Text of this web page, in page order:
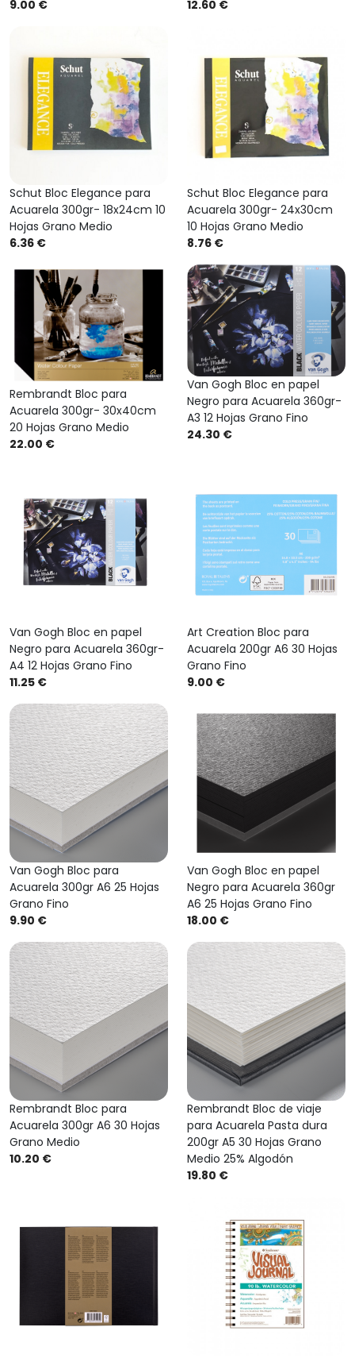
9.00 € 12.60 €
Schut Bloc Elegance para
Acuarela 300gr- 18x24cm 10
Hojas Grano Medio
6.36 €
Schut Bloc Elegance para
Acuarela 300gr- 24x30cm
10 Hojas Grano Medio
8.76 €
Rembrandt Bloc para
Acuarela 300gr- 30x40cm
20 Hojas Grano Medio
22.00 €
Van Gogh Bloc en papel
Negro para Acuarela 360gr-
A3 12 Hojas Grano Fino
24.30 €
Van Gogh Bloc en papel
Negro para Acuarela 360gr-
A4 12 Hojas Grano Fino
11.25 €
Art Creation Bloc para
Acuarela 200gr A6 30 Hojas
Grano Fino
9.00 €
Van Gogh Bloc para
Acuarela 300gr A6 25 Hojas
Grano Fino
9.90 €
Van Gogh Bloc en papel
Negro para Acuarela 360gr
A6 25 Hojas Grano Fino
18.00 €
Rembrandt Bloc para
Acuarela 300gr A6 30 Hojas
Grano Medio
10.20 €
Rembrandt Bloc de viaje
para Acuarela Pasta dura
200gr A5 30 Hojas Grano
Medio 25% Algodón
19.80 €